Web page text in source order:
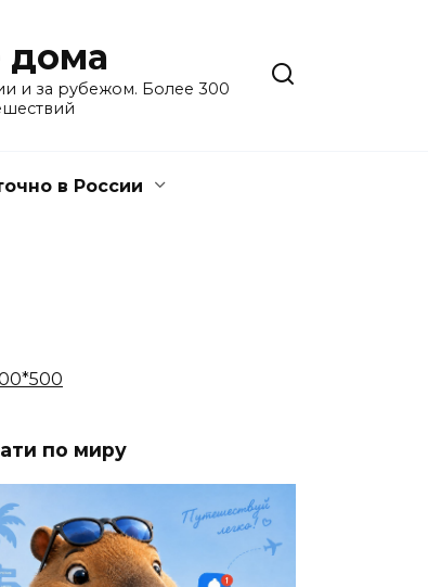
дома
и за рубежом. Более 300
в России
по миру